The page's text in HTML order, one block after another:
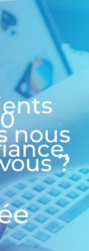
nous
?